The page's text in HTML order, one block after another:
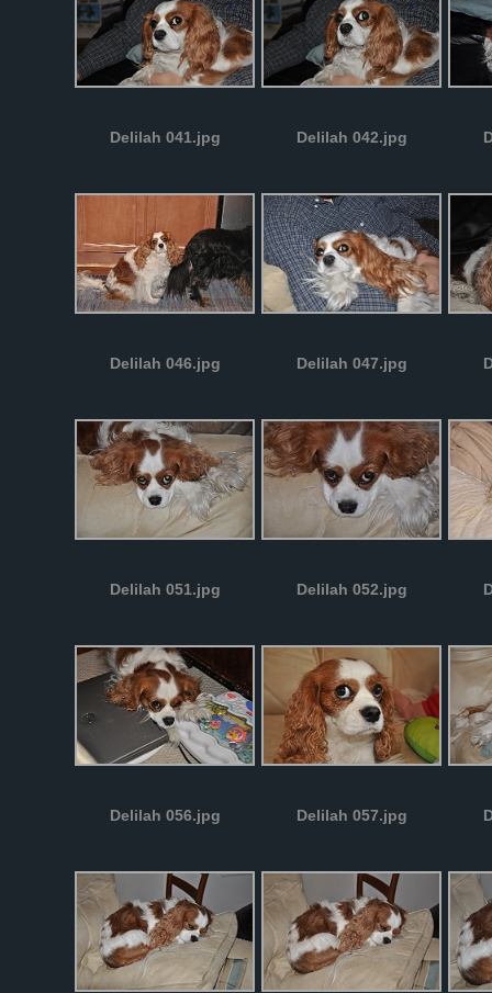
Delilah 041.jpg Delilah 042.jpg
Delilah 046.jpg Delilah 047.jpg
Delilah 051.jpg Delilah 052.jpg
Delilah 056.jpg Delilah 057.jpg